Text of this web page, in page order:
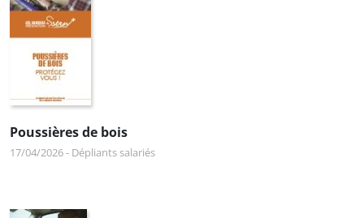
Poussières de bois
17/04/2026- Dépliants salariés